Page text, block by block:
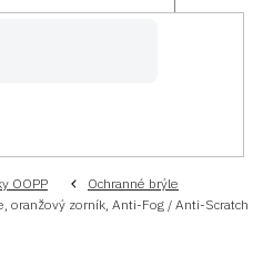
OOPP
Ochranné brýle
oranžový zorník, Anti-Fog / Anti-Scratch